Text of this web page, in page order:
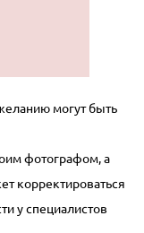
могут быть
фотографом, а
корректироваться
у специалистов